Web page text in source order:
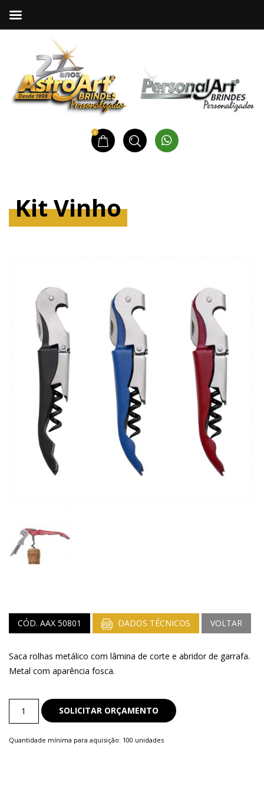
0
Kit Vinho
CÓD. AAX 50801 DADOS TÉCNICOS VOLTAR
Saca rolhas metálico com lâmina de corte e abridor de garrafa.
Metal com aparência fosca.
Vinho
SOLICITAR ORÇAMENTO
Quantidade mínima para aquisição: 100 unidades